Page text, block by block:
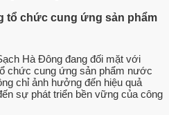
tổ chức cung ứng sản phẩm
Hà Đông đang đối mặt với
chức cung ứng sản phẩm nước
chỉ ảnh hưởng đến hiệu quả
sự phát triển bền vững của công